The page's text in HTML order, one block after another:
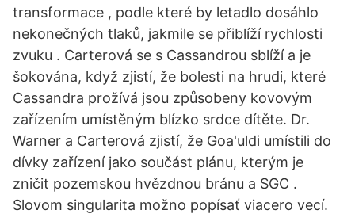
transformace , podle které by letadlo dosáhlo
nekonečných tlaků, jakmile se přiblíží rychlosti
zvuku . Carterová se s Cassandrou sblíží a je
šokována, když zjistí, že bolesti na hrudi, které
Cassandra prožívá jsou způsobeny kovovým
zařízením umístěným blízko srdce dítěte. Dr.
Warner a Carterová zjistí, že Goa'uldi umístili do
dívky zařízení jako součást plánu, kterým je
zničit pozemskou hvězdnou bránu a SGC .
Slovom singularita možno popísať viacero vecí.